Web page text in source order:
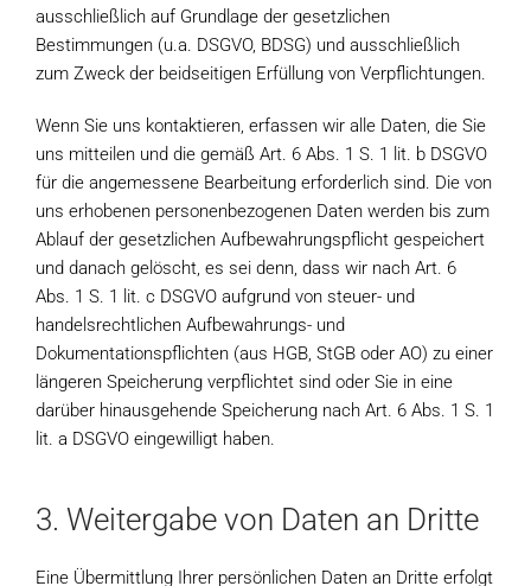
ausschließlich auf Grundlage der gesetzlichen
Bestimmungen (u.a. DSGVO, BDSG) und ausschließlich
zum Zweck der beidseitigen Erfüllung von Verpflichtungen.
Wenn Sie uns kontaktieren, erfassen wir alle Daten, die Sie
uns mitteilen und die gemäß Art. 6 Abs. 1 S. 1 lit. b DSGVO
für die angemessene Bearbeitung erforderlich sind. Die von
uns erhobenen personenbezogenen Daten werden bis zum
Ablauf der gesetzlichen Aufbewahrungspflicht gespeichert
und danach gelöscht, es sei denn, dass wir nach Art. 6
Abs. 1 S. 1 lit. c DSGVO aufgrund von steuer- und
handelsrechtlichen Aufbewahrungs- und
Dokumentationspflichten (aus HGB, StGB oder AO) zu einer
längeren Speicherung verpflichtet sind oder Sie in eine
darüber hinausgehende Speicherung nach Art. 6 Abs. 1 S. 1
lit. a DSGVO eingewilligt haben.
3. Weitergabe von Daten an Dritte
Eine Übermittlung Ihrer persönlichen Daten an Dritte erfolgt